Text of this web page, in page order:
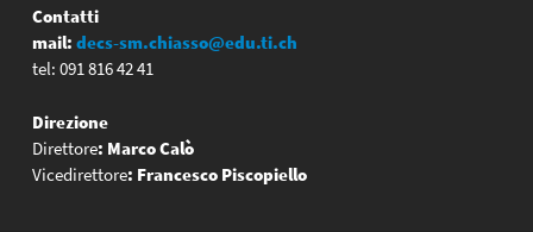
Contatti
mail: decs-sm.chiasso@edu.ti.ch
tel: 091 816 42 41
Direzione
Direttore: Marco Calò
Vicedirettore: Francesco Piscopiello